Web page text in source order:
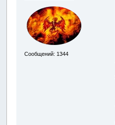
Сообщений: 1344